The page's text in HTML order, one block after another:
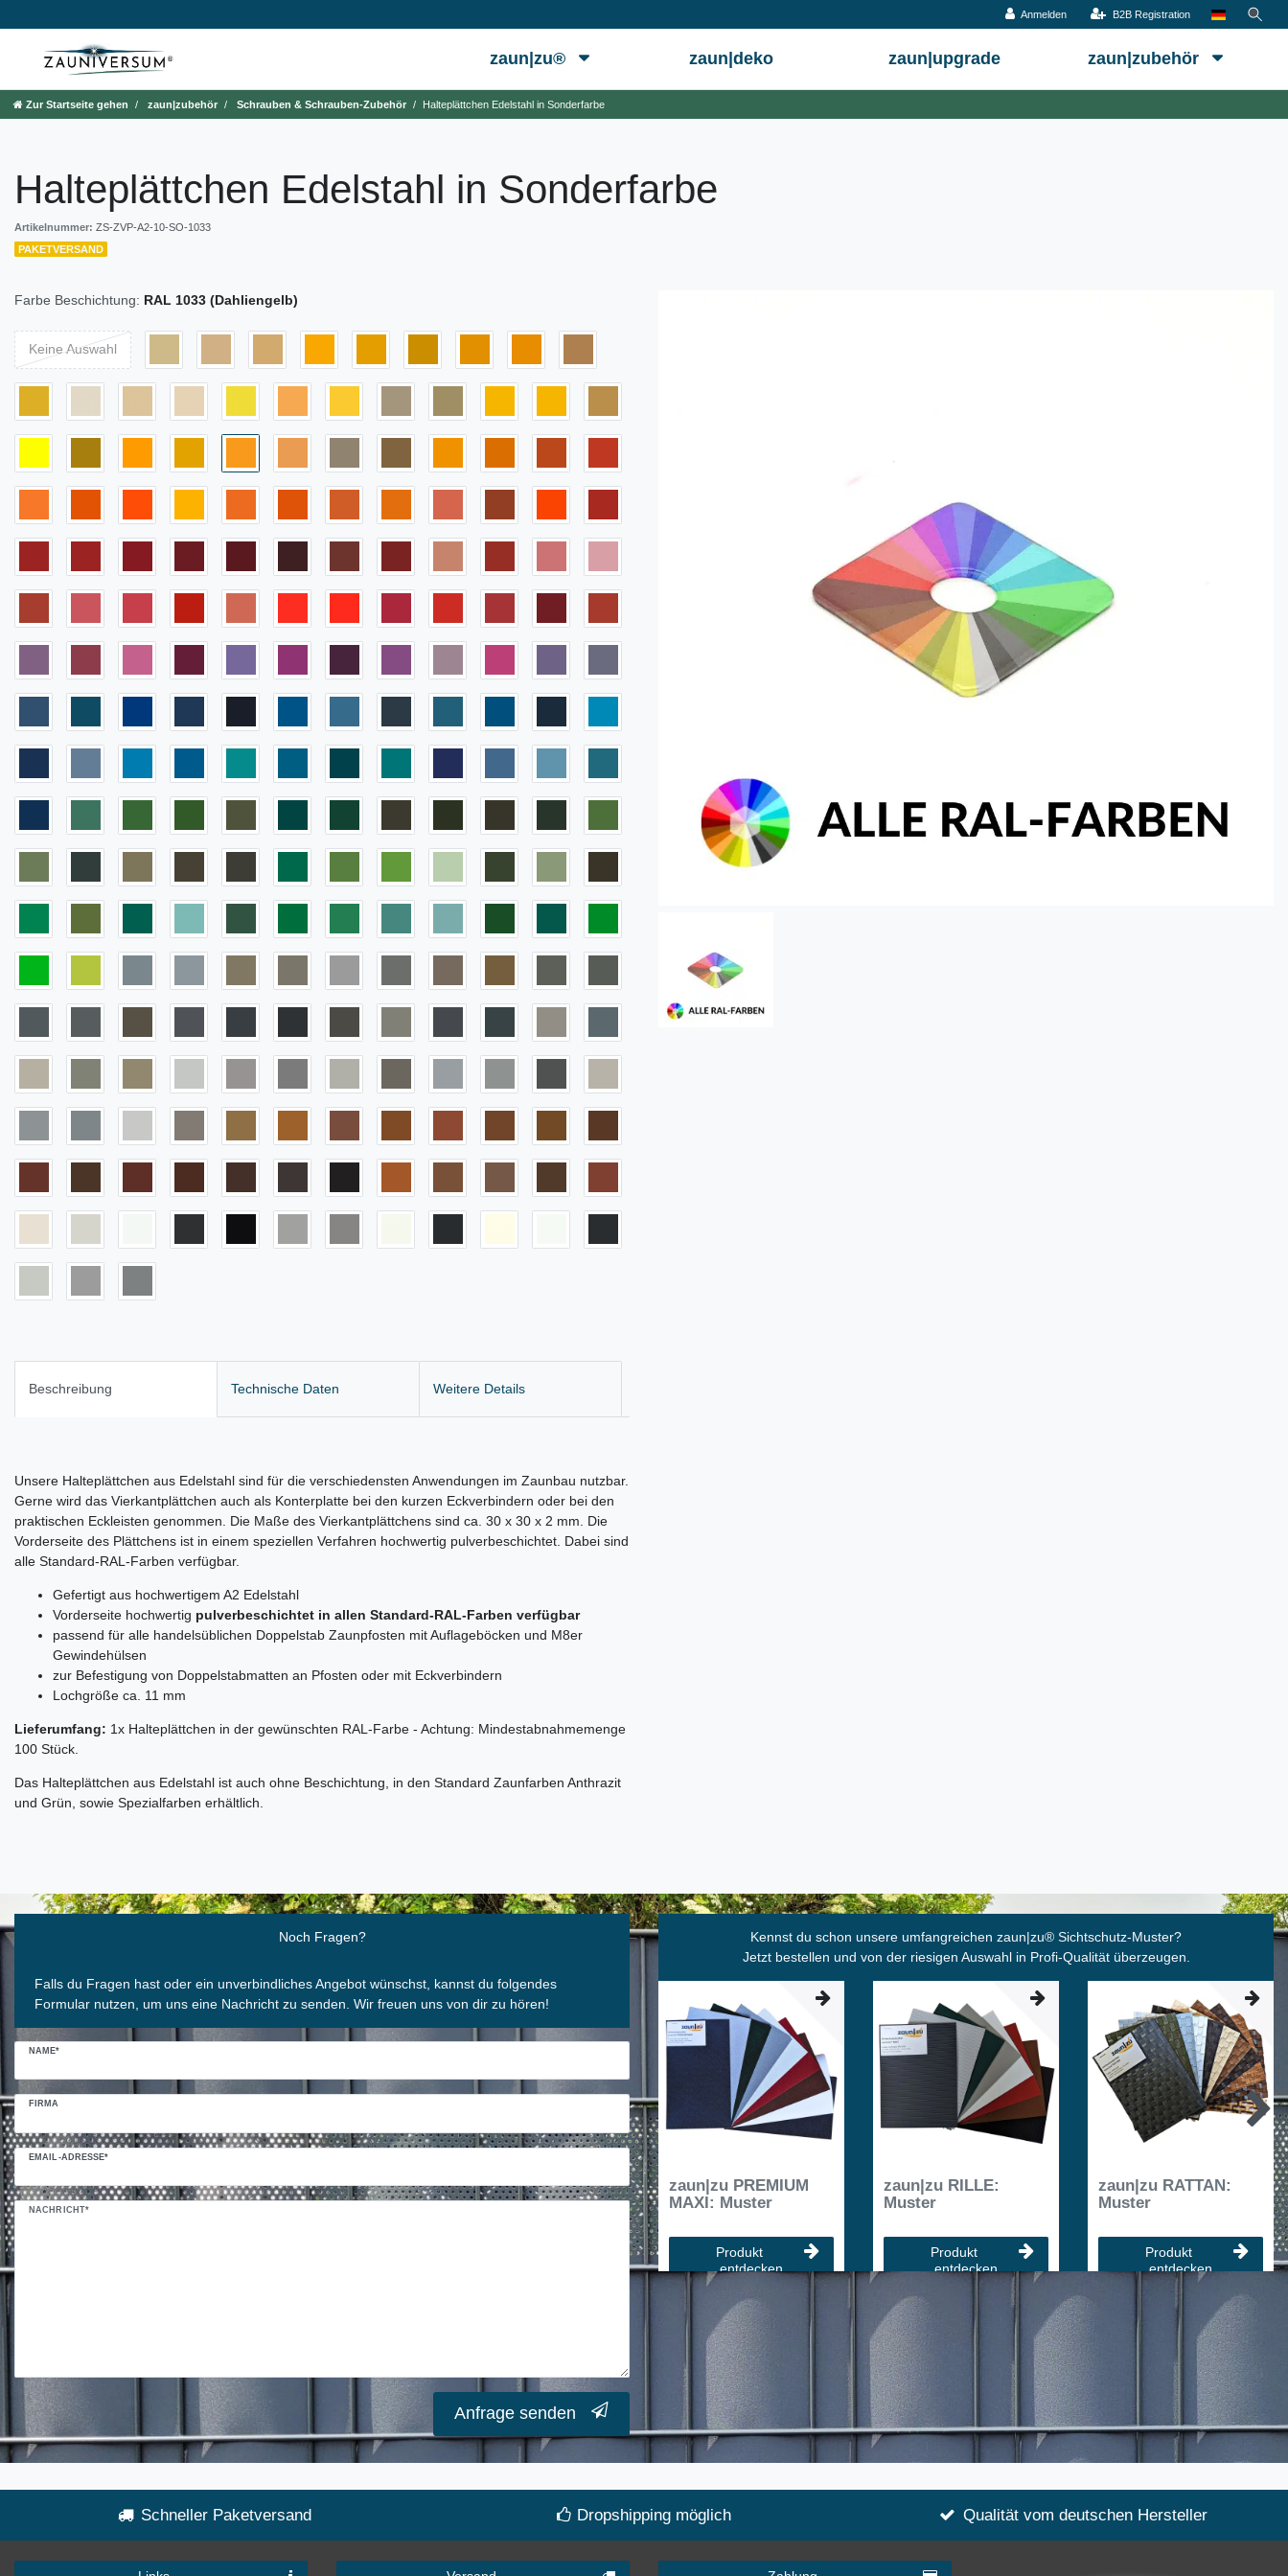
Anmelden B2B Registration
zaun|zu® zaun|deko zaun|upgrade zaun|zubehör
Zur Startseite gehen zaun|zubehör Schrauben & Schrauben-Zubehör Halteplättchen Edelstahl in Sonderfarbe
Halteplättchen Edelstahl in Sonderfarbe
Artikelnummer: ZS-ZVP-A2-10-SO-1033
PAKETVERSAND
Farbe Beschichtung: RAL 1033 (Dahliengelb)
Keine Auswahl
Beschreibung Technische Daten Weitere Details
Unsere Halteplättchen aus Edelstahl sind für die verschiedensten Anwendungen im Zaunbau nutzbar.
Gerne wird das Vierkantplättchen auch als Konterplatte bei den kurzen Eckverbindern oder bei den
praktischen Eckleisten genommen. Die Maße des Vierkantplättchens sind ca. 30 x 30 x 2 mm. Die
Vorderseite des Plättchens ist in einem speziellen Verfahren hochwertig pulverbeschichtet. Dabei sind
alle Standard-RAL-Farben verfügbar.
Gefertigt aus hochwertigem A2 Edelstahl
Vorderseite hochwertig pulverbeschichtet in allen Standard-RAL-Farben verfügbar
passend für alle handelsüblichen Doppelstab Zaunpfosten mit Auflageböcken und M8er
Gewindehülsen
zur Befestigung von Doppelstabmatten an Pfosten oder mit Eckverbindern
Lochgröße ca. 11 mm
Lieferumfang: 1x Halteplättchen in der gewünschten RAL-Farbe - Achtung: Mindestabnahmemenge
100 Stück.
Das Halteplättchen aus Edelstahl ist auch ohne Beschichtung, in den Standard Zaunfarben Anthrazit
und Grün, sowie Spezialfarben erhältlich.
Noch Fragen?
Falls du Fragen hast oder ein unverbindliches Angebot wünschst, kannst du folgendes
Formular nutzen, um uns eine Nachricht zu senden. Wir freuen uns von dir zu hören!
NAME*
FIRMA
EMAIL-ADRESSE*
NACHRICHT*
Ceres::Template.mailFormHoneypotLabel
Anfrage senden
Kennst du schon unsere umfangreichen zaun|zu® Sichtschutz-Muster?
Jetzt bestellen und von der riesigen Auswahl in Profi-Qualität überzeugen.
zaun|zu PREMIUM
MAXI: Muster
Produkt
entdecken
zaun|zu RILLE:
Muster
Produkt
entdecken
zaun|zu RATTAN:
Muster
Produkt
entdecken
Schneller Paketversand Dropshipping möglich Qualität vom deutschen Hersteller